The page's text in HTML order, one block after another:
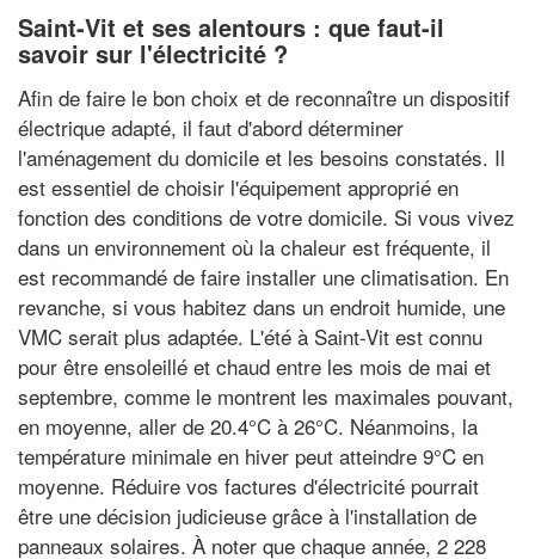
Saint-Vit et ses alentours : que faut-il
savoir sur l'électricité ?
Afin de faire le bon choix et de reconnaître un dispositif
électrique adapté, il faut d'abord déterminer
l'aménagement du domicile et les besoins constatés. Il
est essentiel de choisir l'équipement approprié en
fonction des conditions de votre domicile. Si vous vivez
dans un environnement où la chaleur est fréquente, il
est recommandé de faire installer une climatisation. En
revanche, si vous habitez dans un endroit humide, une
VMC serait plus adaptée. L'été à Saint-Vit est connu
pour être ensoleillé et chaud entre les mois de mai et
septembre, comme le montrent les maximales pouvant,
en moyenne, aller de 20.4°C à 26°C. Néanmoins, la
température minimale en hiver peut atteindre 9°C en
moyenne. Réduire vos factures d'électricité pourrait
être une décision judicieuse grâce à l'installation de
panneaux solaires. À noter que chaque année, 2 228